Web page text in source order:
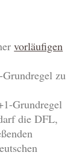
vorläufigen
zu
Grundregel
die DFL,